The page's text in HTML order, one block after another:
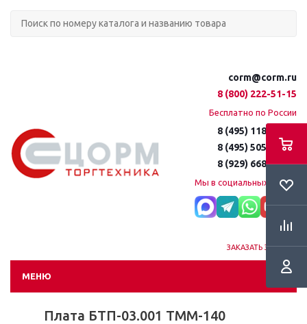
corm@corm.ru
8 (800) 222-51-15
Бесплатно по России
8 (495) 118-61-16
8 (495) 505-51-15
8 (929) 668-95-35
Мы в социальных сетях:
ЗАКАЗАТЬ ЗВОНОК
МЕНЮ
Плата БТП-03.001 ТММ-140